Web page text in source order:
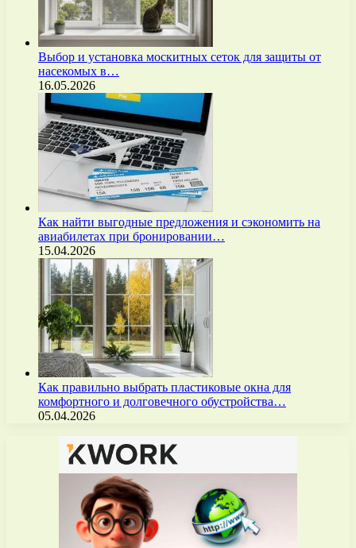
Выбор и установка москитных сеток для защиты от
насекомых в…
16.05.2026
Как найти выгодные предложения и сэкономить на
авиабилетах при бронировании…
15.04.2026
Как правильно выбрать пластиковые окна для
комфортного и долговечного обустройства…
05.04.2026